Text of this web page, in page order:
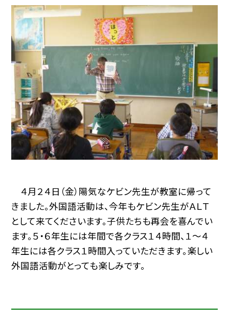
４月２４日（金）陽気なケビン先生が教室に帰って
きました。外国語活動は、今年もケビン先生がＡＬＴ
として来てくださいます。子供たちも再会を喜んでい
ます。５・６年生には年間で各クラス１４時間、１〜４
年生には各クラス１時間入っていただきます。楽しい
外国語活動がとっても楽しみです。